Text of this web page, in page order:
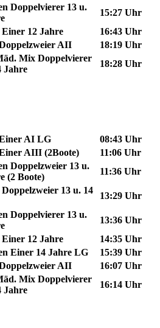
Doppelvierer 13 u.
15:27 Uhr
Einer 12 Jahre
16:43 Uhr
AII
18:19 Uhr
Mix Doppelvierer
Jahre
18:28 Uhr
AI LG
08:43 Uhr
AIII (2Boote)
11:06 Uhr
Doppelzweier 13 u.
(2 Boote)
11:36 Uhr
13 u. 14
13:29 Uhr
Doppelvierer 13 u.
13:36 Uhr
Einer 12 Jahre
14:35 Uhr
Einer 14 Jahre LG
15:39 Uhr
AII
16:07 Uhr
Mix Doppelvierer
Jahre
16:14 Uhr